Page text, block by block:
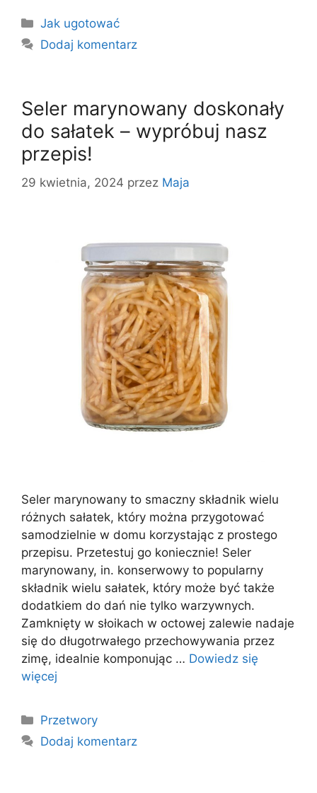
Kategorie
Jak ugotować
Dodaj komentarz
Seler marynowany doskonały
do sałatek – wypróbuj nasz
przepis!
29 kwietnia, 2024 przez Maja
Seler marynowany to smaczny składnik wielu
różnych sałatek, który można przygotować
samodzielnie w domu korzystając z prostego
przepisu. Przetestuj go koniecznie! Seler
marynowany, in. konserwowy to popularny
składnik wielu sałatek, który może być także
dodatkiem do dań nie tylko warzywnych.
Zamknięty w słoikach w octowej zalewie nadaje
się do długotrwałego przechowywania przez
zimę, idealnie komponując … Dowiedz się
więcej
Kategorie
Przetwory
Dodaj komentarz